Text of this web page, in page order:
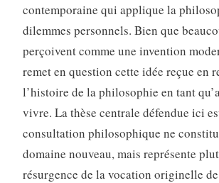
contemporaine qui applique la
dilemmes personnels. Bien que
perçoivent comme une invention
remet en question cette idée reçue en
l’histoire de la philosophie en tant
vivre. La thèse centrale défendue ici
consultation philosophique ne
domaine nouveau, mais représente
résurgence de la vocation originelle